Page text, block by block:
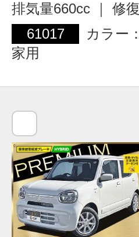
排気量660cc ｜ 修
61017
カラー
家用